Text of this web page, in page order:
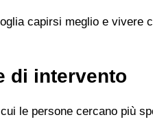
capirsi meglio e vivere
di intervento
le persone cercano più